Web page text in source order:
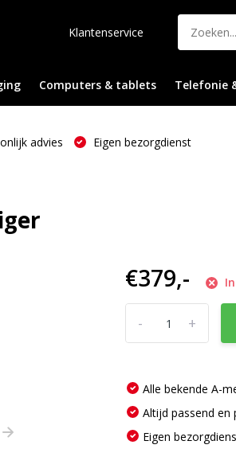
Klantenservice
Computers & tablets Telefonie
advies Eigen bezorgdienst
€379,-
+
-
Alle bekende A-
Altijd passend en
Eigen